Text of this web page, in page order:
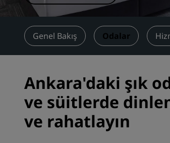
Genel Bakış Odalar
Ankara'daki şık
ve süitlerde
ve rahatlayın